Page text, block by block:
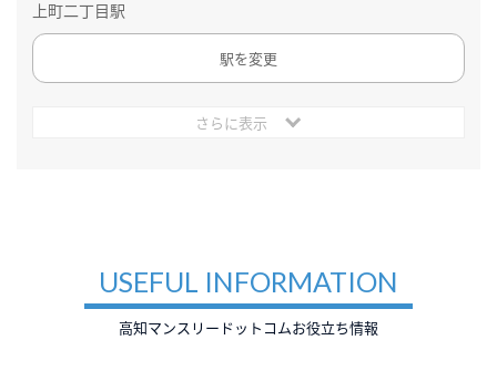
上町二丁目駅
駅を変更
さらに表示
USEFUL INFORMATION
高知マンスリードットコムお役立ち情報